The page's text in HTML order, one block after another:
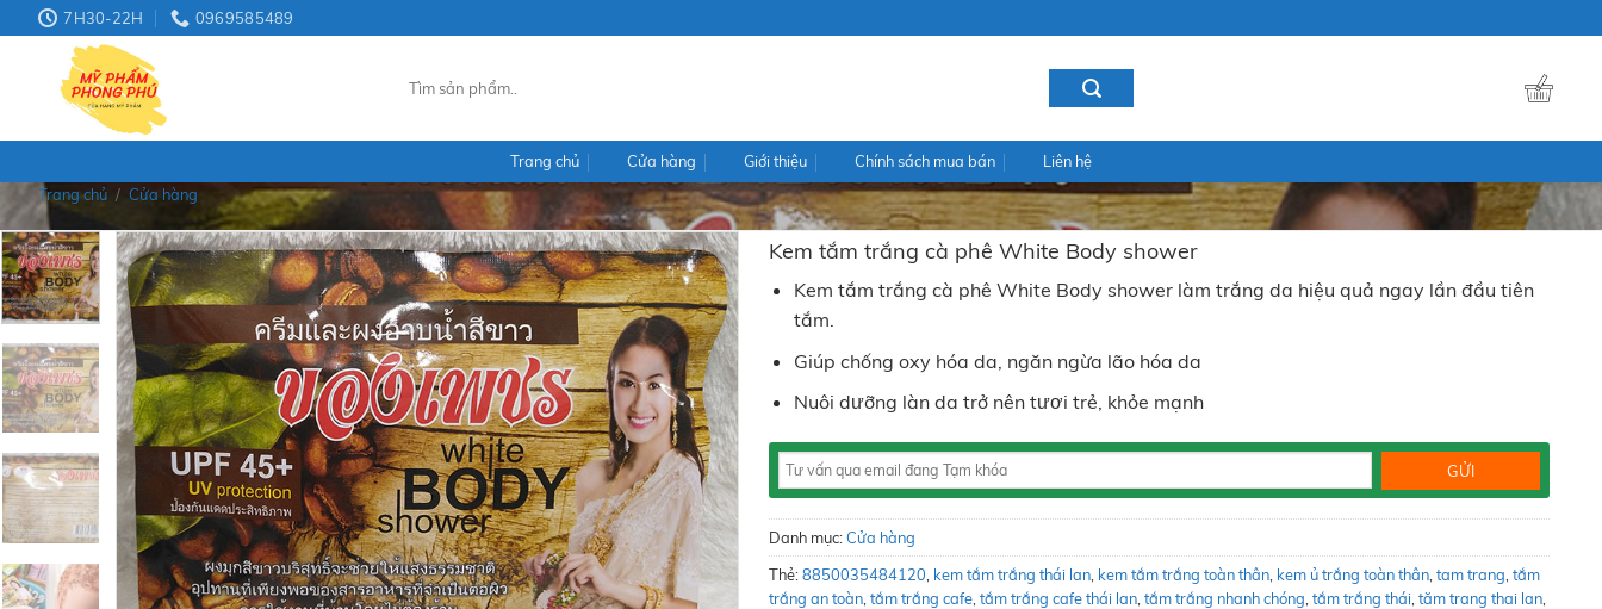
to
content
7H30-22H 0969585489
kiếm:
Trang chủ Cửa hàng Giới thiệu Chính sách mua bán
Liên hệ
Trang chủ / Cửa hàng
Kem tắm trắng cà phê White Body shower
Kem tắm trắng cà phê White Body shower làm trắng da hiệu quả ngay lần đầu tiên
tắm.
Giúp chống oxy hóa da, ngăn ngừa lão hóa da
Nuôi dưỡng làn da trở nên tươi trẻ, khỏe mạnh
Danh mục:Cửa hàng
Thẻ:8850035484120 kem tắm trắng thái lan kem tắm trắng toàn thân kem ủ trắng toàn thân tam trang tắm
trắng an toàn tắm trắng cafe tắm trắng cafe thái lan tắm trắng nhanh chóng tắm trắng thái tăm trang thai lan